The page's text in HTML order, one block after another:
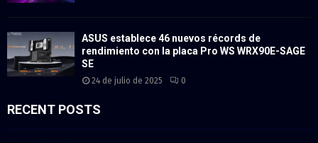
ASUS establece 46 nuevos récords de
rendimiento con la placa Pro WS WRX90E-SAGE
SE
24 de julio de 2025 0
RECENT POSTS